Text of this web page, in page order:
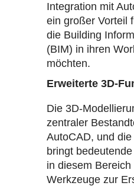
Integration mit
ein großer Vorteil
die Building
(BIM) in ihren
möchten.
Erweiterte 3D-
Die 3D-
zentraler
AutoCAD, und
bringt
in diesem
Werkzeuge zur